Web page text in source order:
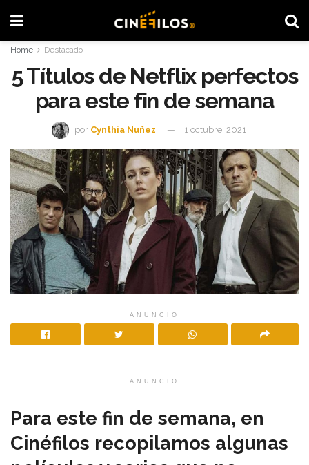
Home Destacado
5 Títulos de Netflix perfectos
para este fin de semana
por Cynthia Nuñez 1 octubre, 2021
ANUNCIO
ANUNCIO
Para este fin de semana, en
Cinéfilos recopilamos algunas